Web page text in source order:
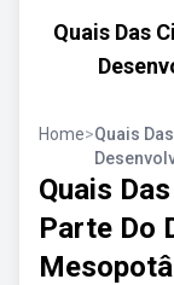
Quais Das
Home>Quais
Quais
Parte Do